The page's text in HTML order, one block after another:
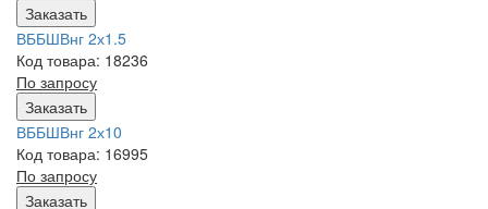
Заказать
ВББШВнг 2х1.5
Код товара: 18236
По запросу
Заказать
ВББШВнг 2х10
Код товара: 16995
По запросу
Заказать